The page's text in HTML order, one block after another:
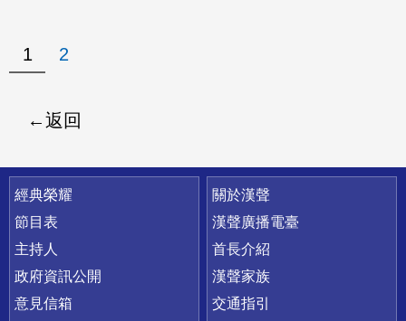
1 2
返回
快速連結
經典榮耀
節目表
主持人
政府資訊公開
意見信箱
關於漢聲
漢聲廣播電臺
首長介紹
漢聲家族
交通指引